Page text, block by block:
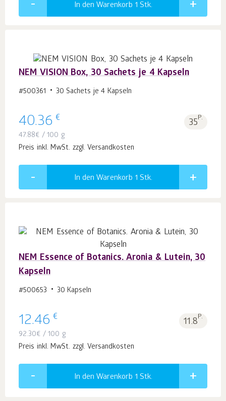
In den Warenkorb 1 Stk.
NEM VISION Box, 30 Sachets je 4 Kapseln
#500361 30 Sachets je 4 Kapseln
40.36 € 35P.
47.88€ / 100 g
Preis inkl. MwSt. zzgl. Versandkosten
In den Warenkorb 1 Stk.
NEM Essence of Botanics. Aronia & Lutein, 30
Kapseln
#500653 30 Kapseln
12.46 € 11.8P.
92.30€ / 100 g
Preis inkl. MwSt. zzgl. Versandkosten
In den Warenkorb 1 Stk.